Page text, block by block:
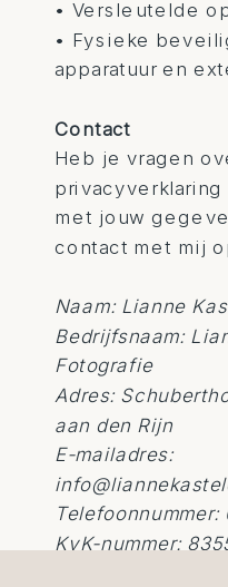
• Versleutelde
• Fysieke
apparatuur en
Contact
Heb je vragen
met jouw
contact met mij
Naam: Lianne
Bedrijfsnaam:
Fotografie
Adres:
aan den Rijn
E-mailadres:
KvK-nummer: